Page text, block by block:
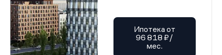
Ипотека от
96 818 ₽/
мес.